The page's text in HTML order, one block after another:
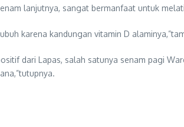
lanjutnya, sangat bermanfaat untuk
karena kandungan vitamin D
dari Lapas, salah satunya senam pagi